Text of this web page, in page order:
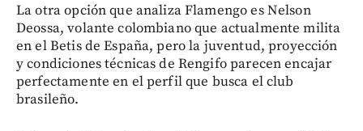
La otra opción que analiza Flamengo es Nelson
Deossa, volante colombiano que actualmente milita
en el Betis de España, pero la juventud, proyección
y condiciones técnicas de Rengifo parecen encajar
perfectamente en el perfil que busca el club
brasileño.